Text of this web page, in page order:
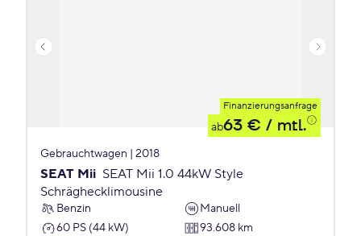
Finanzierungsanfrage
ab63 € / mtl.
Gebrauchtwagen | 2018
SEAT Mii SEAT Mii 1.0 44kW Style
Schräghecklimousine
Benzin
Manuell
60 PS (44 kW)
93.608 km